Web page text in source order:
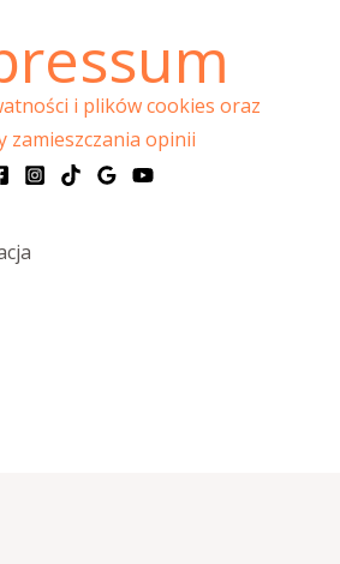
i plików cookies oraz
zamieszczania opinii